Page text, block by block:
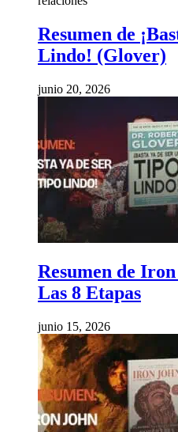
Resumen de
Lindo! (Glover)
junio 20, 2026
Resumen de
Las 8 Etapas
junio 15, 2026